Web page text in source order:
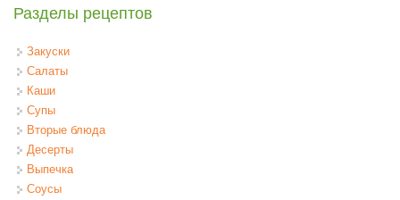
Разделы рецептов
Закуски
Салаты
Каши
Супы
Вторые блюда
Десерты
Выпечка
Соусы